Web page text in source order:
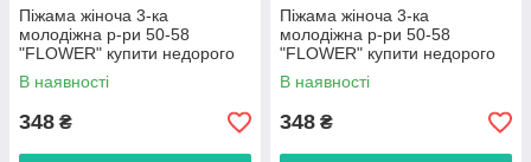
Піжама жіноча 3-ка
молодіжна р-ри 50-58
"FLOWER" купити недорого
від прямого постачальника
В наявності
348 ₴
Піжама жіноча 3-ка
молодіжна р-ри 50-58
"FLOWER" купити недорого
від прямого постачальника
В наявності
348 ₴